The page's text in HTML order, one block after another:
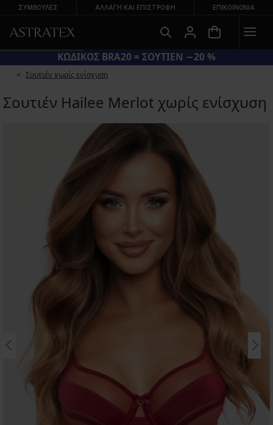
ΣΥΜΒΟΥΛΕΣ ΑΛΛΑΓΉ ΚΑΙ ΕΠΙΣΤΡΟΦΉ ΕΠΙΚΟΙΝΩΝΊΑ
ΚΩΔΙΚΟΣ BRA20 = ΣΟΥΤΙΕΝ −20 %
Σουτιέν χωρίς ενίσχυση
Σουτιέν Hailee Merlot χωρίς ενίσχυση